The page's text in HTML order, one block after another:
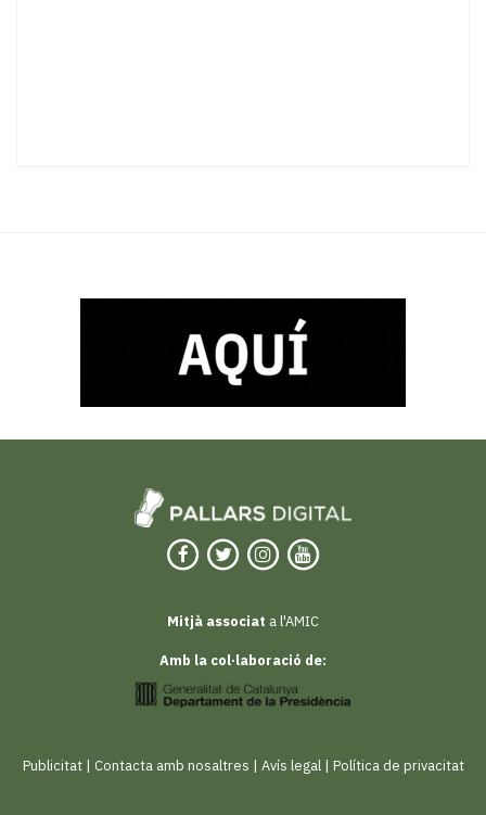
Mitjà associat a l'AMIC
Amb la col·laboració de:
Publicitat| Contacta amb nosaltres Avís legal| Política de privacitat